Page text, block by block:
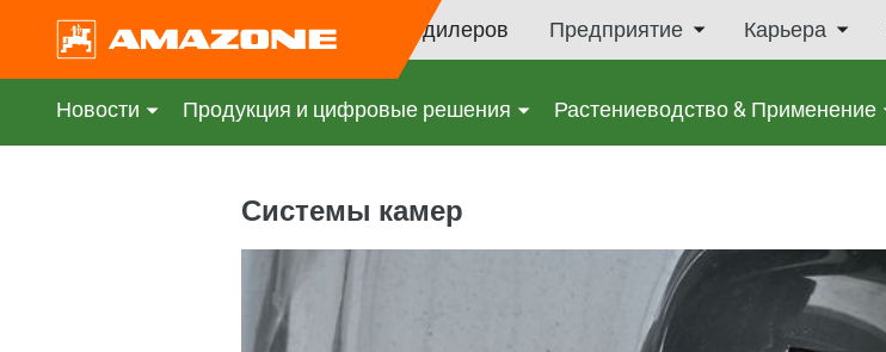
Поиск дилеров Предприятие Карьера
Новости Продукция и цифровые решения Растениеводство & Применение
Системы камер